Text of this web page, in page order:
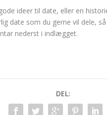
ideer til date, eller en
date som du gerne vil dele,
nederst i indlægget.
DEL: